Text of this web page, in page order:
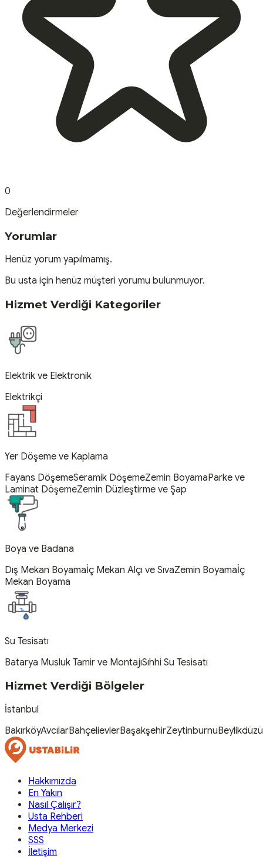
0
Değerlendirmeler
Yorumlar
Henüz yorum yapılmamış.
Bu usta için henüz müşteri yorumu bulunmuyor.
Hizmet Verdiği Kategoriler
Elektrik ve Elektronik
Elektrikçi
Yer Döşeme ve Kaplama
Fayans DöşemeSeramik DöşemeZemin BoyamaParke ve
Laminat DöşemeZemin Düzleştirme ve Şap
Boya ve Badana
Dış Mekan Boyamaİç Mekan Alçı ve SıvaZemin Boyamaİç
Mekan Boyama
Su Tesisatı
Batarya Musluk Tamir ve MontajıSıhhi Su Tesisatı
Hizmet Verdiği Bölgeler
İstanbul
BakırköyAvcılarBahçelievlerBaşakşehirZeytinburnuBeylikdüzü
Hakkımızda
En Yakın
Nasıl Çalışır?
Usta Rehberi
Medya Merkezi
SSS
İletişim